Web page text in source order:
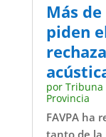
Más
piden
por Tribuna
Provincia
FAVPA ha